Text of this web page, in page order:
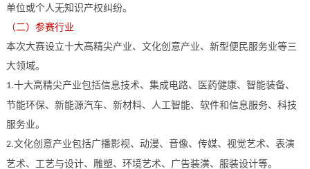
单位或个人无知识产权纠纷。
（二）参赛行业
本次大赛设立十大高精尖产业、文化创意产业、新型便民服务业等三
大领域。
1.十大高精尖产业包括信息技术、集成电路、医药健康、智能装备、
节能环保、新能源汽车、新材料、人工智能、软件和信息服务、科技
服务业。
2.文化创意产业包括广播影视、动漫、音像、传媒、视觉艺术、表演
艺术、工艺与设计、雕塑、环境艺术、广告装潢、服装设计等。